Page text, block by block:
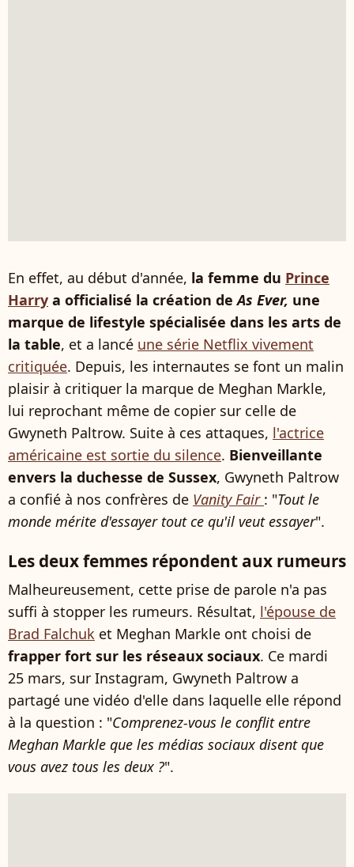
En effet, au début d'année, la femme du Prince
Harry a officialisé la création deAs Ever, une
marque de lifestyle spécialisée dans les arts de
la table, et a lancé une série Netflix vivement
critiquée. Depuis, les internautes se font un malin
plaisir à critiquer la marque de Meghan Markle,
lui reprochant même de copier sur celle de
Gwyneth Paltrow. Suite à ces attaques, l'actrice
américaine est sortie du silence. Bienveillante
envers la duchesse de Sussex, Gwyneth Paltrow
a confié à nos confrères de Vanity Fair : "Tout le
monde mérite d'essayer tout ce qu'il veut essayer".
Les deux femmes répondent aux rumeurs
Malheureusement, cette prise de parole n'a pas
suffi à stopper les rumeurs. Résultat, l'épouse de
Brad Falchuk et Meghan Markle ont choisi de
frapper fort sur les réseaux sociaux. Ce mardi
25 mars, sur Instagram, Gwyneth Paltrow a
partagé une vidéo d'elle dans laquelle elle répond
à la question : "Comprenez-vous le conflit entre
Meghan Markle que les médias sociaux disent que
vous avez tous les deux ?".